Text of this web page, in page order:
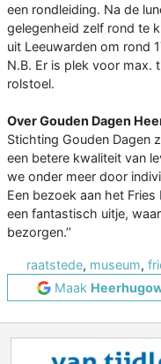
een rondleiding. Na de
gelegenheid zelf rond te
uit Leeuwarden om rond
N.B. Er is plek voor max.
rolstoel.
Over Gouden Dagen
Stichting Gouden Dagen
een betere kwaliteit van
we onder meer door
Een bezoek aan het
een fantastisch uitje,
bezorgen.’’
raatstede, museum,
Maak